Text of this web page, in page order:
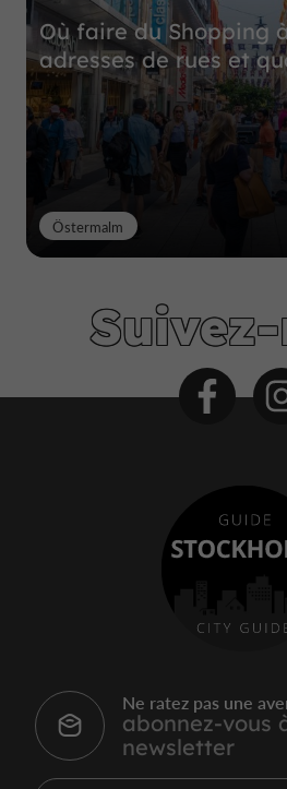
Où faire du Shopping
adresses de rues et
Östermalm
Ne ratez pas une
abonnez-vous
newsletter